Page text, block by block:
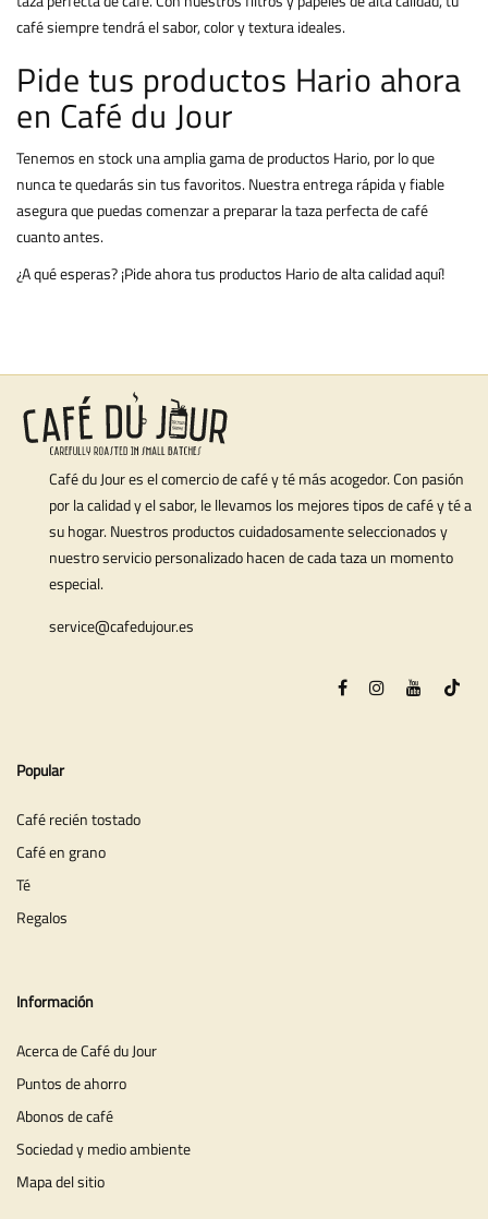
café siempre tendrá el sabor, color y textura ideales.
Pide tus productos Hario ahora
en Café du Jour
Tenemos en stock una amplia gama de productos Hario, por lo que
nunca te quedarás sin tus favoritos. Nuestra entrega rápida y fiable
asegura que puedas comenzar a preparar la taza perfecta de café
cuanto antes.
¿A qué esperas? ¡Pide ahora tus productos Hario de alta calidad aquí!
Café du Jour es el comercio de café y té más acogedor. Con pasión
por la calidad y el sabor, le llevamos los mejores tipos de café y té a
su hogar. Nuestros productos cuidadosamente seleccionados y
nuestro servicio personalizado hacen de cada taza un momento
especial.
service@cafedujour.es
Popular
Café recién tostado
Café en grano
Té
Regalos
Información
Acerca de Café du Jour
Puntos de ahorro
Abonos de café
Sociedad y medio ambiente
Mapa del sitio